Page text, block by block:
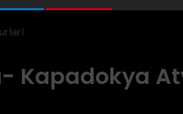
Kapadokya